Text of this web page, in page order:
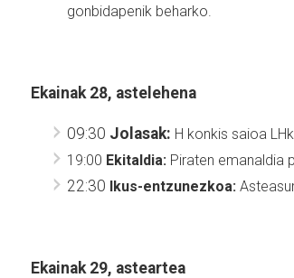
gonbidapenik beharko.
Ekainak 28, astelehena
09:30 Jolasak: H konkis saioa
19:00 Ekitaldia: Piraten emanaldia
22:30 Ikus-entzunezkoa:
Ekainak 29, asteartea